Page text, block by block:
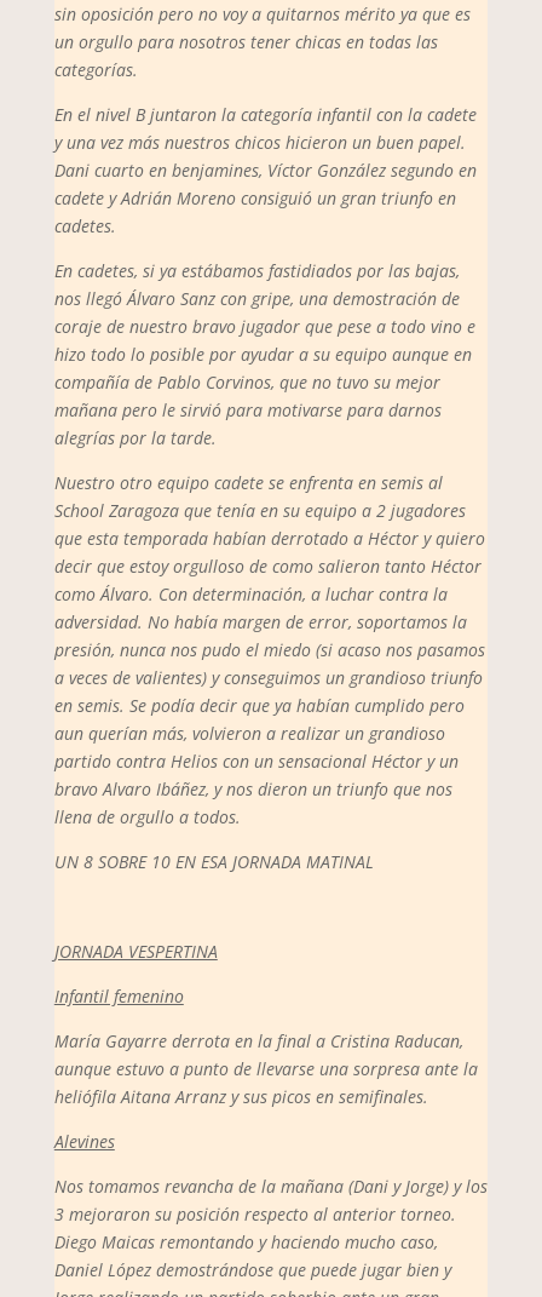
sin oposición pero no voy a quitarnos mérito ya que es
un orgullo para nosotros tener chicas en todas las
categorías.
En el nivel B juntaron la categoría infantil con la cadete
y una vez más nuestros chicos hicieron un buen papel.
Dani cuarto en benjamines, Víctor González segundo en
cadete y Adrián Moreno consiguió un gran triunfo en
cadetes.
En cadetes, si ya estábamos fastidiados por las bajas,
nos llegó Álvaro Sanz con gripe, una demostración de
coraje de nuestro bravo jugador que pese a todo vino e
hizo todo lo posible por ayudar a su equipo aunque en
compañía de Pablo Corvinos, que no tuvo su mejor
mañana pero le sirvió para motivarse para darnos
alegrías por la tarde.
Nuestro otro equipo cadete se enfrenta en semis al
School Zaragoza que tenía en su equipo a 2 jugadores
que esta temporada habían derrotado a Héctor y quiero
decir que estoy orgulloso de como salieron tanto Héctor
como Álvaro. Con determinación, a luchar contra la
adversidad. No había margen de error, soportamos la
presión, nunca nos pudo el miedo (si acaso nos pasamos
a veces de valientes) y conseguimos un grandioso triunfo
en semis. Se podía decir que ya habían cumplido pero
aun querían más, volvieron a realizar un grandioso
partido contra Helios con un sensacional Héctor y un
bravo Alvaro Ibáñez, y nos dieron un triunfo que nos
llena de orgullo a todos.
UN 8 SOBRE 10 EN ESA JORNADA MATINAL
JORNADA VESPERTINA
Infantil femenino
María Gayarre derrota en la final a Cristina Raducan,
aunque estuvo a punto de llevarse una sorpresa ante la
heliófila Aitana Arranz y sus picos en semifinales.
Alevines
Nos tomamos revancha de la mañana (Dani y Jorge) y los
3 mejoraron su posición respecto al anterior torneo.
Diego Maicas remontando y haciendo mucho caso,
Daniel López demostrándose que puede jugar bien y